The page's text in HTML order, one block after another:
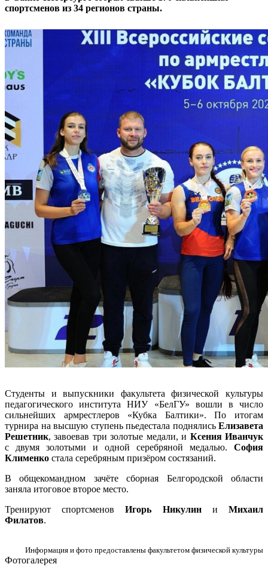
спортсменов из 34 регионов страны.
Студенты и выпускники факультета физической культуры
педагогического института НИУ «БелГУ» вошли в число
сильнейших армрестлеров «Кубка Балтики». По итогам
турнира на высшую ступень пьедестала поднялись Елизавета
Решетник, завоевав три золотые медали, и Ксения Иванчук
с двумя золотыми и одной серебряной медалью. София
Клименко стала серебряным призёром состязаний.
В общекомандном зачёте сборная Белгородской области
заняла итоговое второе место.
Тренируют спортсменовИгорь НикулиниМихаил
Филатов.
Информация и фото предоставлены факультетом физической культуры
Фотогалерея